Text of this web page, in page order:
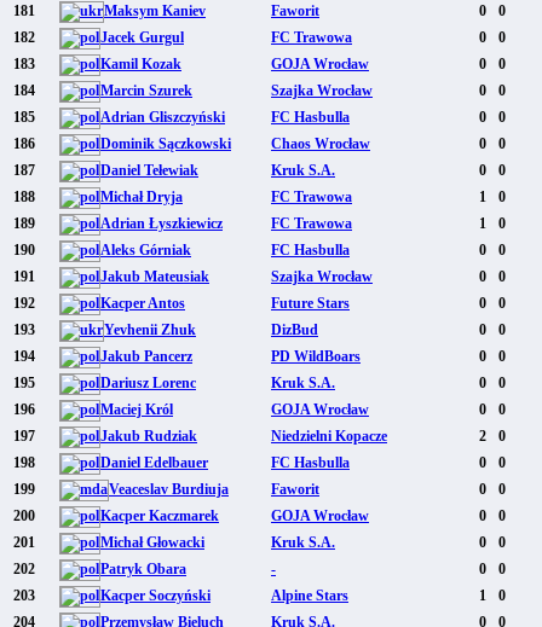
181
Maksym Kaniev Faworit 0
0
182
Jacek Gurgul FC Trawowa 0
0
183
Kamil Kozak GOJA Wrocław 0
0
184
Marcin Szurek Szajka Wrocław 0
0
185
Adrian Gliszczyński FC Hasbulla 0
0
186
Dominik Sączkowski Chaos Wrocław 0
0
187
Daniel Tełewiak Kruk S.A. 0
0
188
Michał Dryja FC Trawowa 1
0
189
Adrian Łyszkiewicz FC Trawowa 1
0
190
Aleks Górniak FC Hasbulla 0
0
191
Jakub Mateusiak Szajka Wrocław 0
0
192
Kacper Antos Future Stars 0
0
193
Yevhenii Zhuk DizBud 0
0
194
Jakub Pancerz PD WildBoars 0
0
195
Dariusz Lorenc Kruk S.A. 0
0
196
Maciej Król GOJA Wrocław 0
0
197
Jakub Rudziak Niedzielni Kopacze 2
0
198
Daniel Edelbauer FC Hasbulla 0
0
199
Veaceslav Burdiuja Faworit 0
0
200
Kacper Kaczmarek GOJA Wrocław 0
0
201
Michał Głowacki Kruk S.A. 0
0
202
Patryk Obara - 0
0
203
Kacper Soczyński Alpine Stars 1
0
204
Przemysław Bieluch Kruk S.A. 0 0